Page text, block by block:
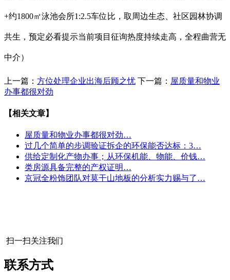
+约1800㎡泳池会所1:2.5车位比，取周边生态、社区园林协调
共生，预定必看提示当前项目征询热度持续走高，全程曲营无
中介）
上一篇： 方位处理企业出海后顾之忧 下一篇： 屋质量和物业
办事都很对劲
【相关文章】
屋质量和物业办事都很对劲…
过几个简单的步调验证拆企的环保能否达标：3…
供给定制化产物办事；从环保机能、物能、价钱…
类房源具备完整的产权证明…
京冠全粉饰团队对莫干山地板的分析实力赐与了…
扫一扫关注我们
联系方式